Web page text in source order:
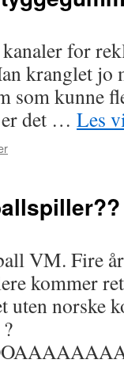
for
kranglet jo
som kunne
er det … Les
VM. Fire
kommer
uten norske